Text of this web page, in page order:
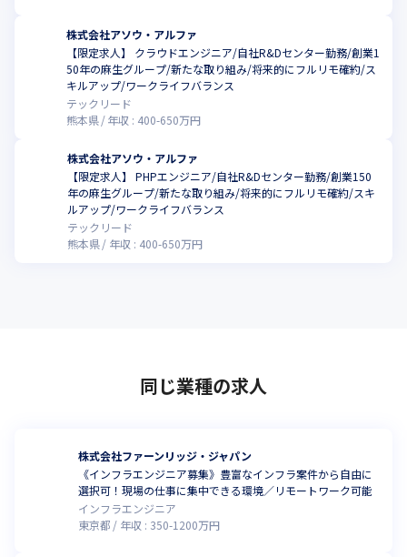
株式会社アソウ・アルファ
【限定求人】 クラウドエンジニア/自社R&Dセンター勤務/創業1
50年の麻生グループ/新たな取り組み/将来的にフルリモ確約/ス
キルアップ/ワークライフバランス
テックリード
熊本県
年収 : 400-650万円
株式会社アソウ・アルファ
【限定求人】 PHPエンジニア/自社R&Dセンター勤務/創業150
年の麻生グループ/新たな取り組み/将来的にフルリモ確約/スキ
ルアップ/ワークライフバランス
テックリード
熊本県
年収 : 400-650万円
同じ業種の求人
株式会社ファーンリッジ・ジャパン
《インフラエンジニア募集》豊富なインフラ案件から自由に
選択可！現場の仕事に集中できる環境／リモートワーク可能
インフラエンジニア
東京都
年収 : 350-1200万円